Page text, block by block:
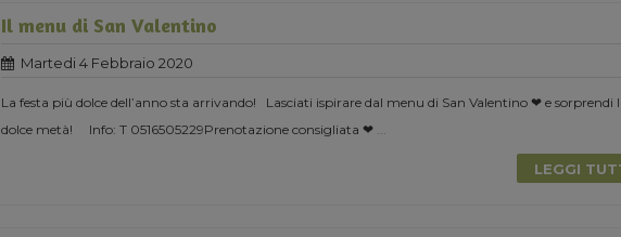
Il menu di San Valentino
Martedi 4 Febbraio 2020
La festa più dolce dell’anno sta arrivando! Lasciati ispirare dal menu di San Valentino ❤ e sorprendi
dolce metà! Info: T 0516505229Prenotazione consigliata ❤ ...
LEGGI